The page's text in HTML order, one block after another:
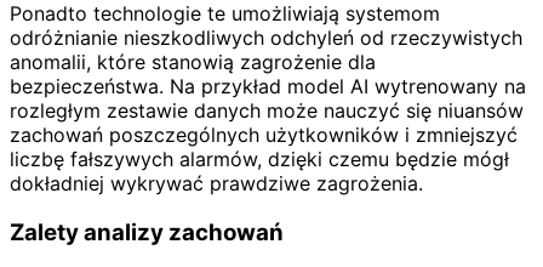
Ponadto technologie te umożliwiają systemom
odróżnianie nieszkodliwych odchyleń od rzeczywistych
anomalii, które stanowią zagrożenie dla
bezpieczeństwa. Na przykład model AI wytrenowany na
rozległym zestawie danych może nauczyć się niuansów
zachowań poszczególnych użytkowników i zmniejszyć
liczbę fałszywych alarmów, dzięki czemu będzie mógł
dokładniej wykrywać prawdziwe zagrożenia.
Zalety analizy zachowań